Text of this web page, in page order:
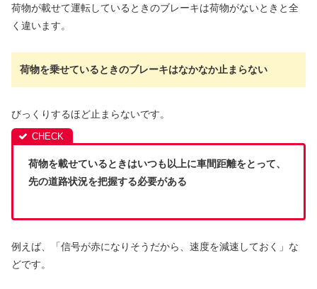
荷物が載せて運転しているときのブレーキは荷物がないときと全
く違います。
荷物を乗せているときのブレーキはなかなか止まらない
びっくりするほど止まらないです。
荷物を載せているときはいつも以上に車間距離をとって、
先の道路状況を把握する必要がある
例えば、「信号が赤になりそうだから、速度を減速しておく」な
どです。